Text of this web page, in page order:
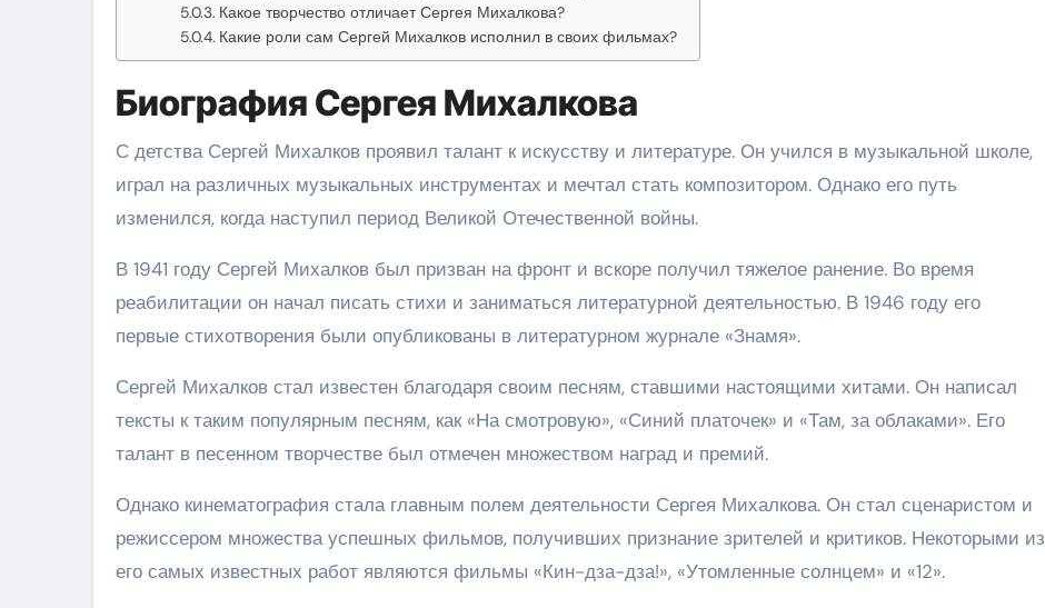
Какое творчество отличает Сергея Михалкова?
Какие роли сам Сергей Михалков исполнил в своих фильмах?
Биография Сергея Михалкова
С детства Сергей Михалков проявил талант к искусству и литературе. Он учился в музыкальной школе,
играл на различных музыкальных инструментах и мечтал стать композитором. Однако его путь
изменился, когда наступил период Великой Отечественной войны.
В 1941 году Сергей Михалков был призван на фронт и вскоре получил тяжелое ранение. Во время
реабилитации он начал писать стихи и заниматься литературной деятельностью. В 1946 году его
первые стихотворения были опубликованы в литературном журнале «Знамя».
Сергей Михалков стал известен благодаря своим песням, ставшими настоящими хитами. Он написал
тексты к таким популярным песням, как «На смотровую», «Синий платочек» и «Там, за облаками». Его
талант в песенном творчестве был отмечен множеством наград и премий.
Однако кинематография стала главным полем деятельности Сергея Михалкова. Он стал сценаристом и
режиссером множества успешных фильмов, получивших признание зрителей и критиков. Некоторыми из
его самых известных работ являются фильмы «Кин-дза-дза!», «Утомленные солнцем» и «12».